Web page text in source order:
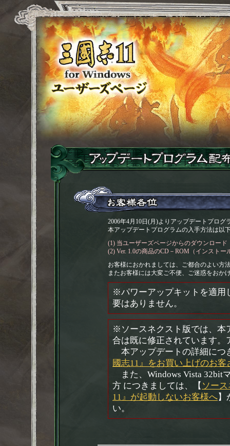
2006年4月10日(月)よりアップデートプログ
本アップデートプログラムの入手方法は以
(1) 当ユーザーズページからのダウンロード
(2) Ver. 1.0の商品のCD－ROM（インスト
お客様におかれましては、ご都合のよい方
またお客様には大変ご不便、ご迷惑をおか
※パワーアップキットを適用
要はありません。
※ソースネクスト版では、本
合は既に修正されています
本アップデートの詳細につ
國志11』をお買い上げのお客
また、Windows Vista 32bit
方 につきましては、【 ソー
11』が起動しないお客様へ】
い。